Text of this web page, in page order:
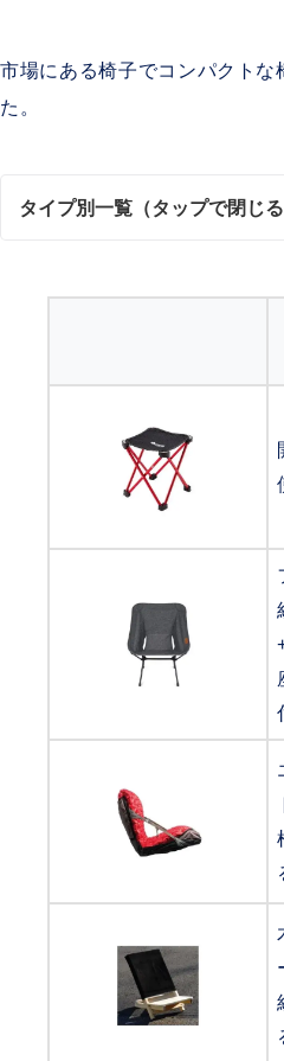
市場にある椅子でコンパクトな
た。
タイプ別一覧（タップで閉じる